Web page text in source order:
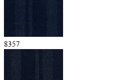
8357